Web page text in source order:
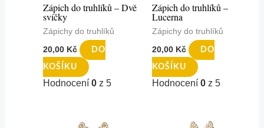
Zápich do truhlíků – Dvě
svíčky
Zápichy do truhlíků
20,00 Kč DO
KOŠÍKU
Hodnocení 0z 5
Zápich do truhlíků –
Lucerna
Zápichy do truhlíků
20,00 Kč DO
KOŠÍKU
Hodnocení 0 z 5